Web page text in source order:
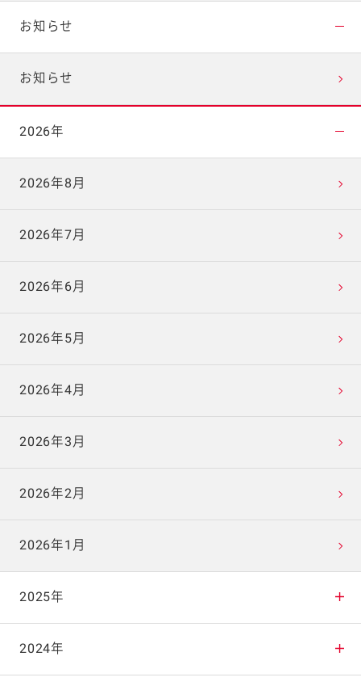
お知らせ
お知らせ
2026年
2026年8月
2026年7月
2026年6月
2026年5月
2026年4月
2026年3月
2026年2月
2026年1月
2025年
2025年12月
2024年